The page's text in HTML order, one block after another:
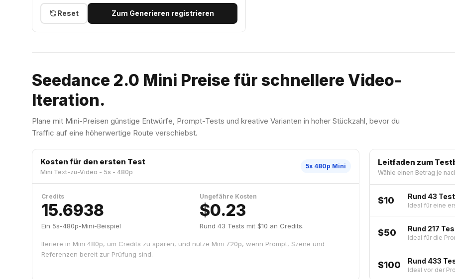
Reset Zum Generieren registrieren
Seedance 2.0 Mini Preise für schnellere Video-
Iteration.
Plane mit Mini-Preisen günstige Entwürfe, Prompt-Tests und kreative Varianten in hoher Stückzahl, bevor du
Traffic auf eine höherwertige Route verschiebst.
Kosten für den ersten Test
Mini Text-zu-Video - 5s - 480p
5s 480p Mini
Credits
15.6938
Ein 5s-480p-Mini-Beispiel
Ungefähre Kosten
$0.23
Rund 43 Tests mit $10 an Credits.
Iteriere in Mini 480p, um Credits zu sparen, und nutze Mini 720p, wenn Prompt, Szene und
Referenzen bereit zur Prüfung sind.
Leitfaden zum
Wähle einen Betrag je
$10 Rund 43
Ideal für eine
$50 Rund 217
Ideal für die
$100 Rund 433
Ideal vor der